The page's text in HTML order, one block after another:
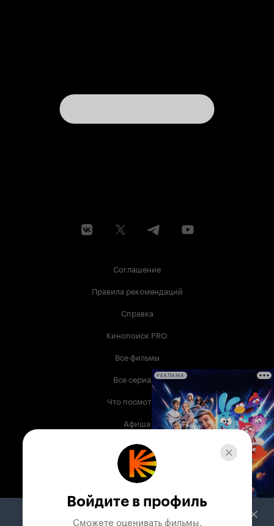
Соглашение
Правила рекомендаций
Справка
Кинопоиск PRO
Все фильмы
Все сериалы
Что посмотреть
Афиша
Музыка
Телепрограмма
Служба поддержки
РЕКЛАМА
Войдите в профиль
Сможете оценивать фильмы,